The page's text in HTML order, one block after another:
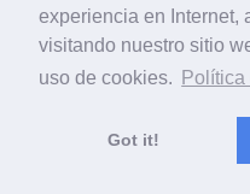
experiencia en Internet,
visitando nuestro sitio
uso de cookies.
Got it!
© Export Worldwide